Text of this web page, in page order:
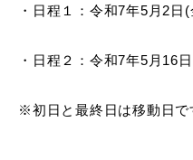
・日程１：令和7年5月2日
・日程２：令和7年5月16
※初日と最終日は移動日で